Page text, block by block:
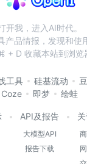
开我，进入AI时代。
产品情报，发现和使
+ D 收藏本站到浏览
工具 硅基流动
Coze
即梦 绘蛙
API及报告
大模型API
报告下载